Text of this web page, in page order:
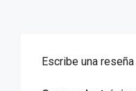
Escribe una reseña